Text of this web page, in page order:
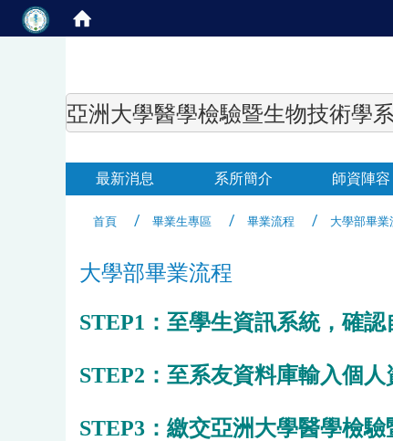
亞洲大學醫學檢驗暨生物技術學
最新消息 系所簡介 師資陣容
首頁 畢業生專區 畢業流程 大學部畢業
大學部畢業流程
STEP1：至學生資訊系統，確
STEP2：至系友資料庫輸入個人
STEP3：繳交亞洲大學醫學檢